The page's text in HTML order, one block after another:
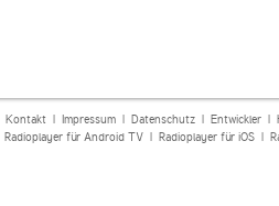
Kontakt| Impressum| Datenschutz| Entwickler|
Radioplayer für Android TV| Radioplayer für iOS|